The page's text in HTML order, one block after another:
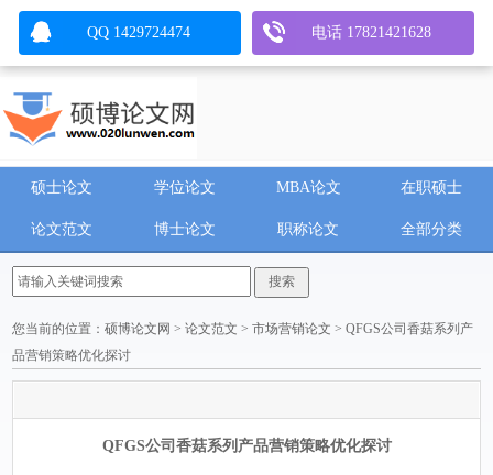
硕士论文 学位论文 MBA论文 在职硕士
论文范文 博士论文 职称论文 全部分类
您当前的位置：硕博论文网 >论文范文 >市场营销论文 > QFGS公司香菇系列产
品营销策略优化探讨
QFGS公司香菇系列产品营销策略优化探讨
QQ 1429724474 电话 17821421628